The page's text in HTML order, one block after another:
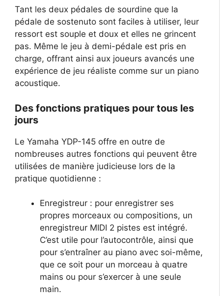
Tant les deux pédales de sourdine que la
pédale de sostenuto sont faciles à utiliser, leur
ressort est souple et doux et elles ne grincent
pas. Même le jeu à demi-pédale est pris en
charge, offrant ainsi aux joueurs avancés une
expérience de jeu réaliste comme sur un piano
acoustique.
Des fonctions pratiques pour tous les
jours
Le Yamaha YDP-145 offre en outre de
nombreuses autres fonctions qui peuvent être
utilisées de manière judicieuse lors de la
pratique quotidienne :
Enregistreur : pour enregistrer ses
propres morceaux ou compositions, un
enregistreur MIDI 2 pistes est intégré.
C’est utile pour l’autocontrôle, ainsi que
pour s’entraîner au piano avec soi-même,
que ce soit pour un morceau à quatre
mains ou pour s’exercer à une seule
main.